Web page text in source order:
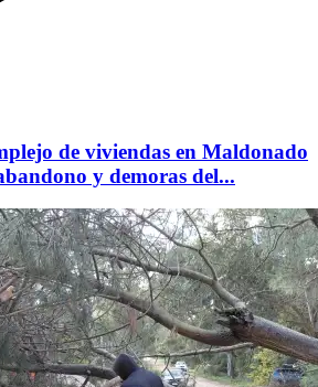
de viviendas en Maldonado
y demoras del...